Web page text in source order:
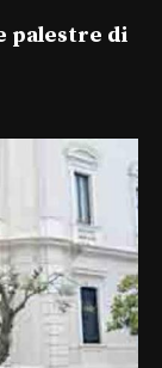
palestre di